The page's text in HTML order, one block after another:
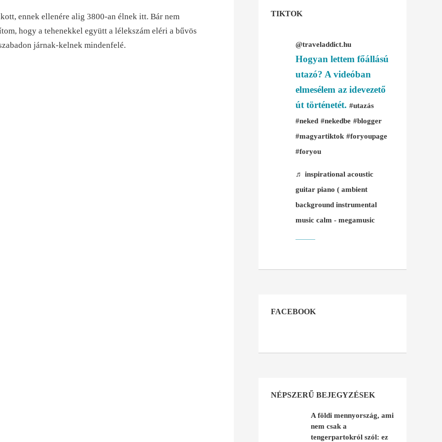
ennek ellenére alig 3800-an élnek itt. Bár nem
hogy a tehenekkel együtt a lélekszám eléri a bűvös
járnak-kelnek mindenfelé.
TIKTOK
@traveladdict.hu
Hogyan lettem főállású
utazó? A videóban
elmesélem az idevezető
út történetét. #utazás
#neked #nekedbe #blogger
#magyartiktok #foryoupage
#foryou
♬ inspirational acoustic
guitar piano ( ambient
background instrumental
music calm - megamusic
FACEBOOK
NÉPSZERŰ BEJEGYZÉSEK
A földi mennyország, ami
nem csak a
tengerpartokról szól: ez